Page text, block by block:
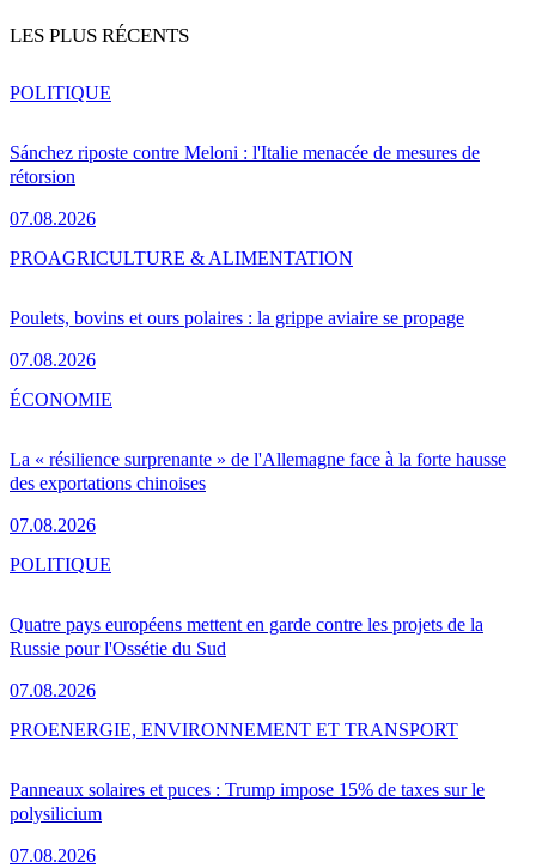
LES PLUS RÉCENTS
Sánchez riposte contre Meloni : l'Italie menacée de mesures de
rétorsion
07.08.2026
POLITIQUE
Poulets, bovins et ours polaires : la grippe aviaire se propage
07.08.2026
PROAGRICULTURE & ALIMENTATION
La « résilience surprenante » de l'Allemagne face à la forte hausse
des exportations chinoises
07.08.2026
ÉCONOMIE
Quatre pays européens mettent en garde contre les projets de la
Russie pour l'Ossétie du Sud
07.08.2026
POLITIQUE
Panneaux solaires et puces : Trump impose 15% de taxes sur le
polysilicium
07.08.2026
PROENERGIE, ENVIRONNEMENT ET TRANSPORT